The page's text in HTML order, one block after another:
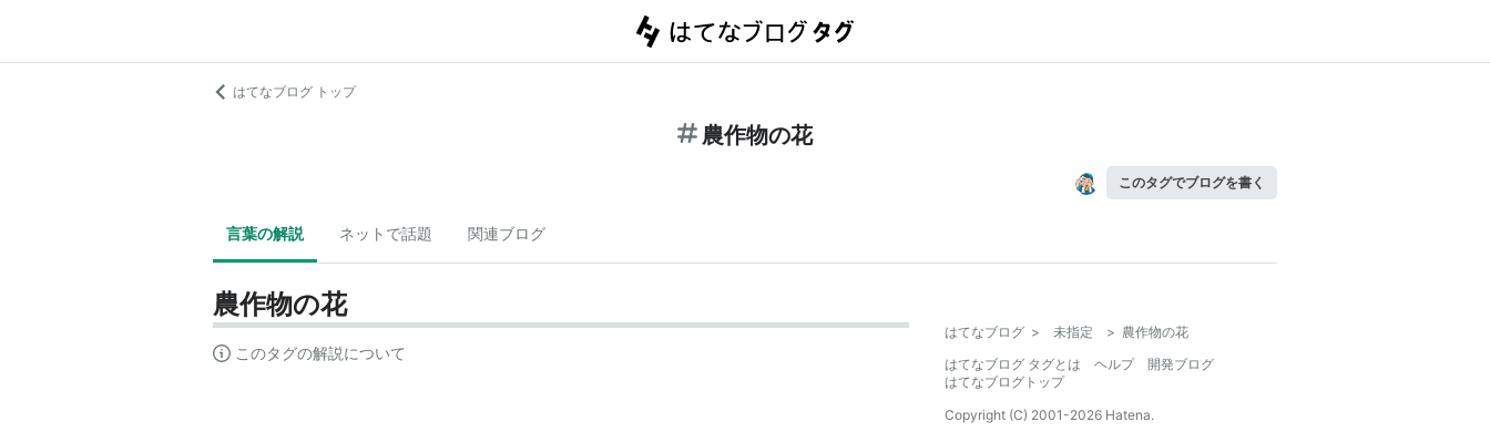
はてなブログ トップ
農作物の花
このタグでブログを書く
言葉の解説 ネットで話題 関連ブログ
農作物の花
このタグの解説について
はてなブログ > 未指定 > 農作物の花
はてなブログ タグとは
ヘルプ
開発ブログ
はてなブログトップ
Copyright (C) 2001-2026 Hatena.